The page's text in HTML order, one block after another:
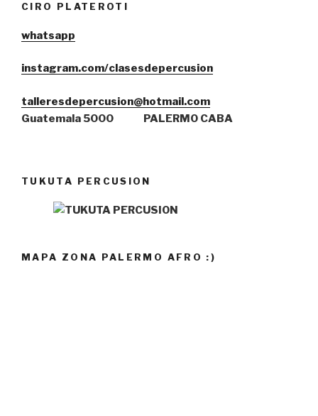
CIRO PLATEROTI
whatsapp
instagram.com/clasesdepercusion
talleresdepercusion@hotmail.com
Guatemala 5000 PALERMO CABA
TUKUTA PERCUSION
MAPA ZONA PALERMO AFRO :)